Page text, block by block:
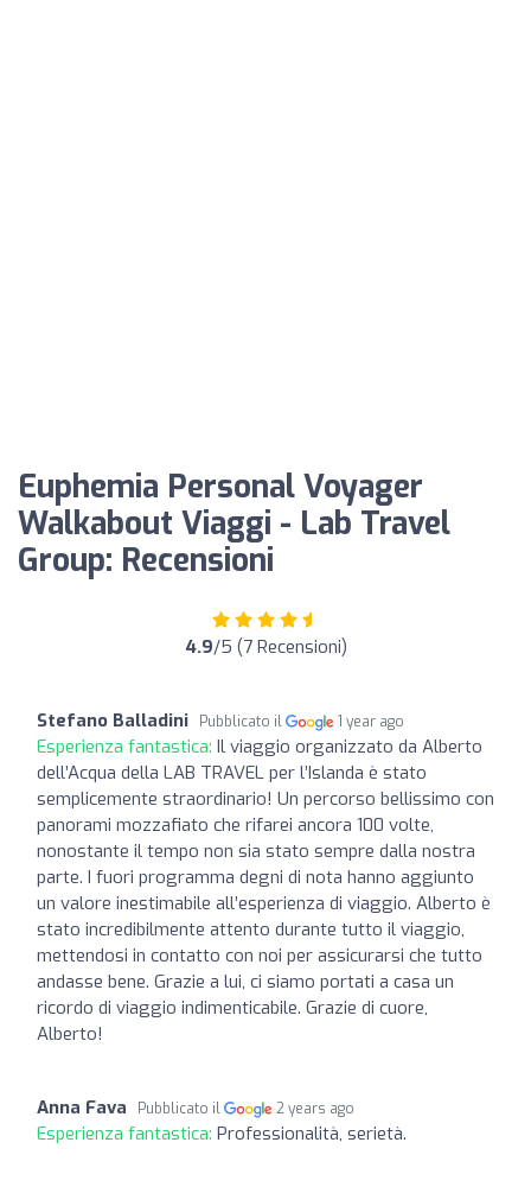
Euphemia Personal Voyager
Walkabout Viaggi - Lab Travel
Group: Recensioni
4.9/5 (7 Recensioni)
Stefano Balladini Pubblicato il 1 year ago
Esperienza fantastica: Il viaggio organizzato da Alberto
dell’Acqua della LAB TRAVEL per l’Islanda è stato
semplicemente straordinario! Un percorso bellissimo con
panorami mozzafiato che rifarei ancora 100 volte,
nonostante il tempo non sia stato sempre dalla nostra
parte. I fuori programma degni di nota hanno aggiunto
un valore inestimabile all’esperienza di viaggio. Alberto è
stato incredibilmente attento durante tutto il viaggio,
mettendosi in contatto con noi per assicurarsi che tutto
andasse bene. Grazie a lui, ci siamo portati a casa un
ricordo di viaggio indimenticabile. Grazie di cuore,
Alberto!
Anna Fava Pubblicato il 2 years ago
Esperienza fantastica: Professionalità, serietà.